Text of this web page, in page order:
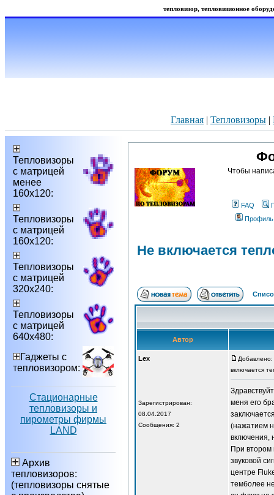
тепловизор, тепловизионное
Главная | Тепловизоры |
Тепловизоры
с матрицей
менее
160х120:
Тепловизоры
с матрицей
160х120:
Тепловизоры
с матрицей
320х240:
Тепловизоры
с матрицей
640х480:
Гаджеты с
тепловизором:
Стационарные
тепловизоры и
пирометры фирмы
LAND
Архив
тепловизоров:
(тепловизоры снятые
Чтобы
FAQ
Профиль
Не включается
Автор
Lex
Зарегистрирован:
08.04.2017
Сообщения: 2
включается
меня его
(нажатием
включения,
При втором
звуковой
центре
темболее